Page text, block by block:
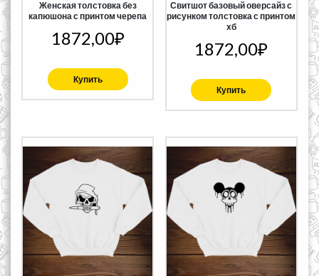
Женская толстовка без
капюшона с принтом черепа
1872,00₽
Купить
Свитшот базовый оверсайз с
рисунком толстовка с принтом
хб
1872,00₽
Купить